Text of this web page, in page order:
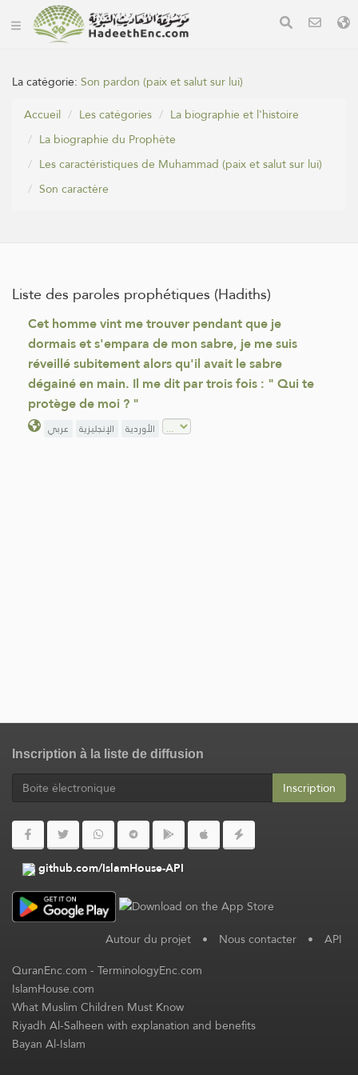
La catégorie:Son pardon (paix et salut sur lui)
Accueil
Les catégories
La biographie et l'histoire
La biographie du Prophète
Les caractéristiques de Muhammad (paix et salut sur lui)
Son caractère
Liste des paroles prophétiques (Hadiths)
Cet homme vint me trouver pendant que je
dormais et s'empara de mon sabre, je me suis
réveillé subitement alors qu'il avait le sabre
dégainé en main. Il me dit par trois fois : " Qui te
protège de moi ? "
عربي الإنجليزية الأوردية
Inscription à la liste de diffusion
Inscription
github.com/IslamHouse-API
Autour du projet • Nous contacter • API
QuranEnc.com-TerminologyEnc.com
IslamHouse.com
What Muslim Children Must Know
Riyadh Al-Salheen with explanation and benefits
Bayan Al-Islam